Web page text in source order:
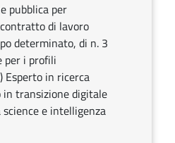
pubblica per
di lavoro
determinato, di n. 3
per i profili
Esperto in ricerca
in transizione digitale
science e intelligenza